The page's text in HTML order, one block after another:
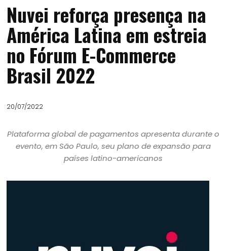
Nuvei reforça presença na
América Latina em estreia
no Fórum E-Commerce
Brasil 2022
20/07/2022
Plataforma global de pagamentos apresenta durante o
evento, em São Paulo, seu plano de expansão para
países latino-americanos